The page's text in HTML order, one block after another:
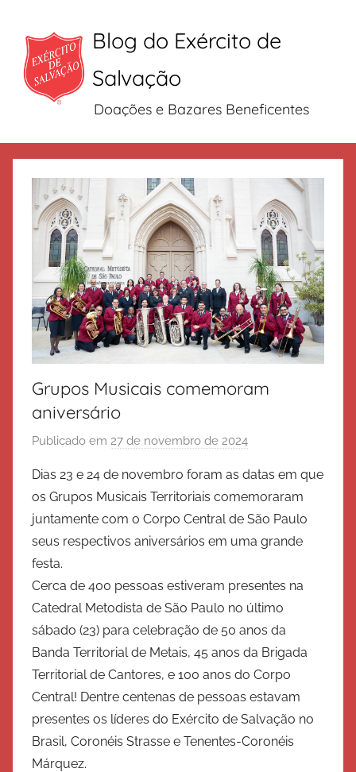
conteúdo
Blog do Exército de
Salvação
Doações e Bazares Beneficentes
Grupos Musicais comemoram
aniversário
Publicado em 27 de novembro de 2024
r
E
x
é
c
i
t
o
d
l
Dias 23 e 24 de novembro foram as datas em que
os Grupos Musicais Territoriais comemoraram
juntamente com o Corpo Central de São Paulo
seus respectivos aniversários em uma grande
festa.
Cerca de 400 pessoas estiveram presentes na
Catedral Metodista de São Paulo no último
sábado (23) para celebração de 50 anos da
Banda Territorial de Metais, 45 anos da Brigada
Territorial de Cantores, e 100 anos do Corpo
Central! Dentre centenas de pessoas estavam
presentes os líderes do Exército de Salvação no
Brasil, Coronéis Strasse e Tenentes-Coronéis
Márquez.